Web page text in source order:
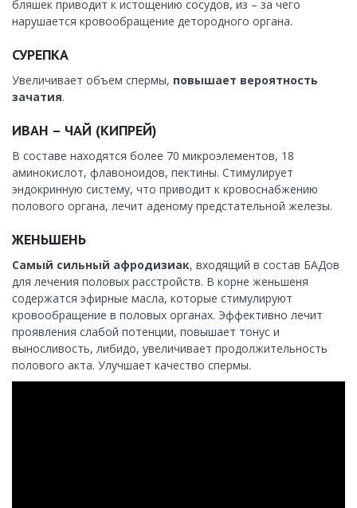
бляшек приводит к истощению сосудов, из – за чего
нарушается кровообращение детородного органа.
СУРЕПКА
Увеличивает объем спермы, повышает вероятность
зачатия.
ИВАН – ЧАЙ (КИПРЕЙ)
В составе находятся более 70 микроэлементов, 18
аминокислот, флавоноидов, пектины. Стимулирует
эндокринную систему, что приводит к кровоснабжению
полового органа, лечит аденому предстательной железы.
ЖЕНЬШЕНЬ
Самый сильный афродизиак, входящий в состав БАДов
для лечения половых расстройств. В корне женьшеня
содержатся эфирные масла, которые стимулируют
кровообращение в половых органах. Эффективно лечит
проявления слабой потенции, повышает тонус и
выносливость, либидо, увеличивает продолжительность
полового акта. Улучшает качество спермы.